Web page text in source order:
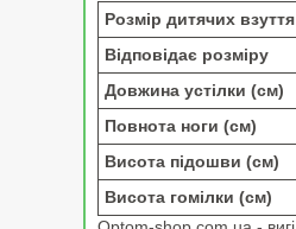
Розмір дитячих взуття
Відповідає розміру
Довжина устілки (см)
Повнота ноги (см)
Висота підошви (см)
Висота гомілки (см)